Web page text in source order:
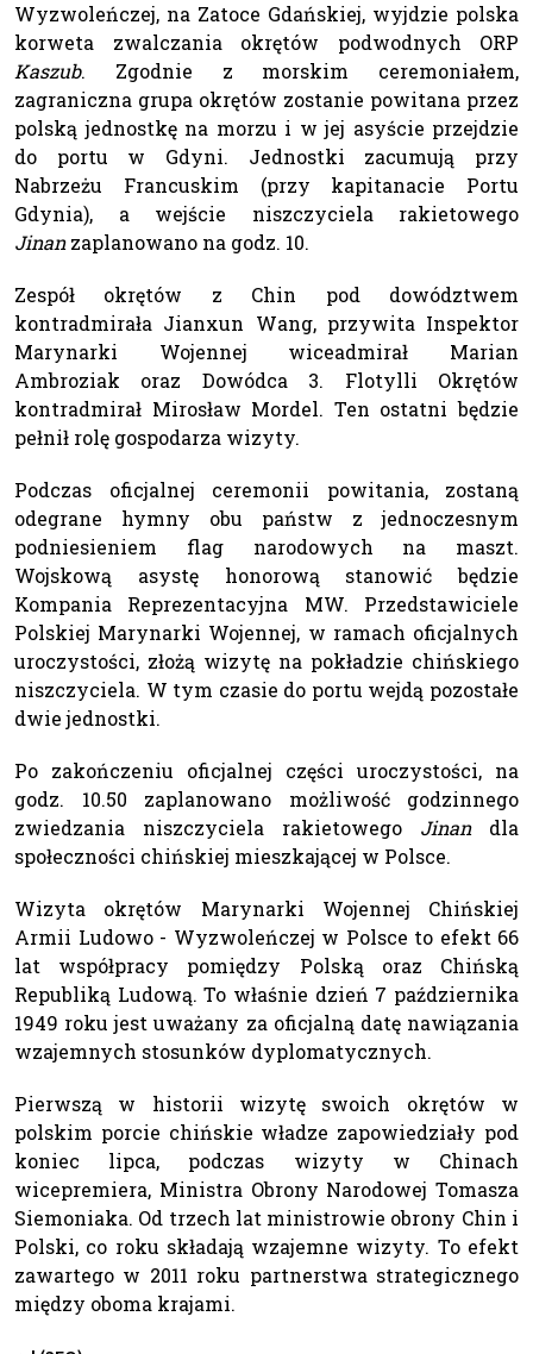
Wyzwoleńczej, na Zatoce Gdańskiej, wyjdzie polska
korweta zwalczania okrętów podwodnych ORP
Kaszub. Zgodnie z morskim ceremoniałem,
zagraniczna grupa okrętów zostanie powitana przez
polską jednostkę na morzu i w jej asyście przejdzie
do portu w Gdyni. Jednostki zacumują przy
Nabrzeżu Francuskim (przy kapitanacie Portu
Gdynia), a wejście niszczyciela rakietowego
Jinanzaplanowano na godz. 10.
Zespół okrętów z Chin pod dowództwem
kontradmirała Jianxun Wang, przywita Inspektor
Marynarki Wojennej wiceadmirał Marian
Ambroziak oraz Dowódca 3. Flotylli Okrętów
kontradmirał Mirosław Mordel. Ten ostatni będzie
pełnił rolę gospodarza wizyty.
Podczas oficjalnej ceremonii powitania, zostaną
odegrane hymny obu państw z jednoczesnym
podniesieniem flag narodowych na maszt.
Wojskową asystę honorową stanowić będzie
Kompania Reprezentacyjna MW. Przedstawiciele
Polskiej Marynarki Wojennej, w ramach oficjalnych
uroczystości, złożą wizytę na pokładzie chińskiego
niszczyciela. W tym czasie do portu wejdą pozostałe
dwie jednostki.
Po zakończeniu oficjalnej części uroczystości, na
godz. 10.50 zaplanowano możliwość godzinnego
zwiedzania niszczyciela rakietowego Jinan dla
społeczności chińskiej mieszkającej w Polsce.
Wizyta okrętów Marynarki Wojennej Chińskiej
Armii Ludowo - Wyzwoleńczej w Polsce to efekt 66
lat współpracy pomiędzy Polską oraz Chińską
Republiką Ludową. To właśnie dzień 7 października
1949 roku jest uważany za oficjalną datę nawiązania
wzajemnych stosunków dyplomatycznych.
Pierwszą w historii wizytę swoich okrętów w
polskim porcie chińskie władze zapowiedziały pod
koniec lipca, podczas wizyty w Chinach
wicepremiera, Ministra Obrony Narodowej Tomasza
Siemoniaka. Od trzech lat ministrowie obrony Chin i
Polski, co roku składają wzajemne wizyty. To efekt
zawartego w 2011 roku partnerstwa strategicznego
między oboma krajami.